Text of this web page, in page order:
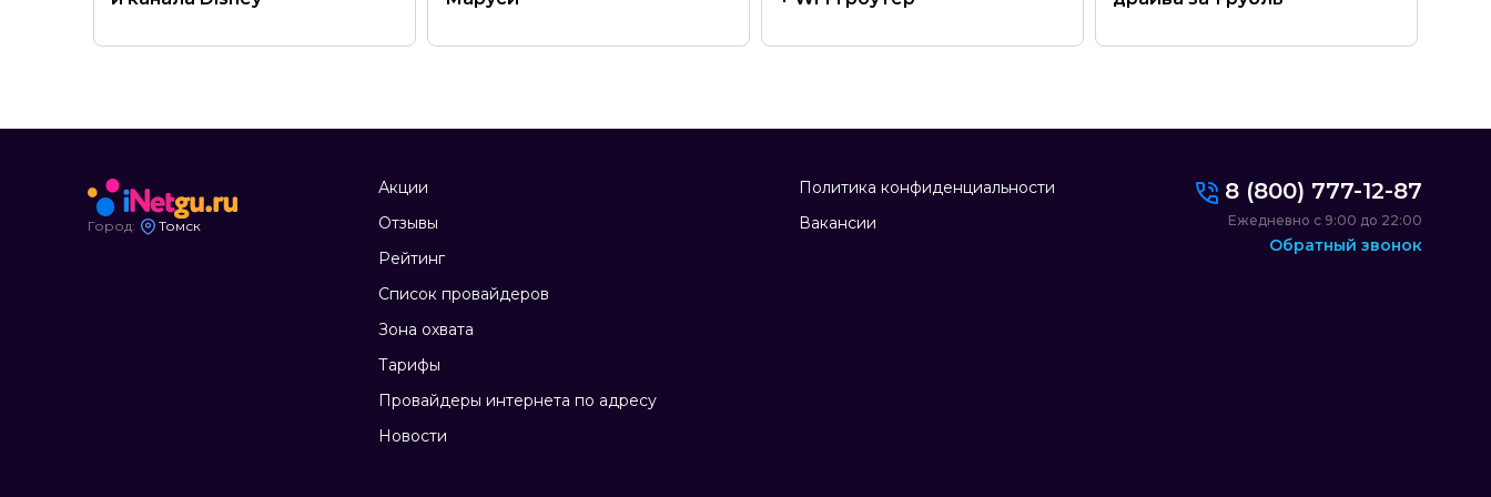
Город: Томск
Акции
Отзывы
Рейтинг
Список провайдеров
Зона охвата
Тарифы
Провайдеры интернета по адресу
Новости
Политика конфиденциальности
Вакансии
8 (800) 777-12-87
Ежедневно с 9:00 до 22:00
Обратный звонок